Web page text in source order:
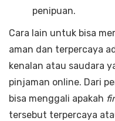
penipuan.
Cara lain untuk bisa
aman dan terpercaya
kenalan atau saudara
pinjaman online. Dari
bisa menggali apakah
tersebut terpercaya